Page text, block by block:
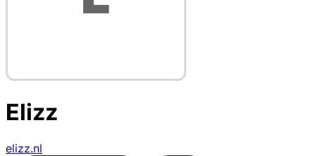
Elizz
elizz.nl